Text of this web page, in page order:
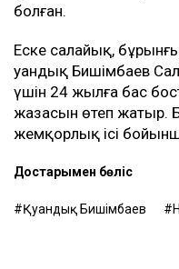
болған.
Еске салайық,
Қуандық Бишімбаев
үшін 24 жылға бас
жазасын өтеп жатыр.
жемқорлық ісі
Достарыңмен бөліс
Қуандық Бишімбаев